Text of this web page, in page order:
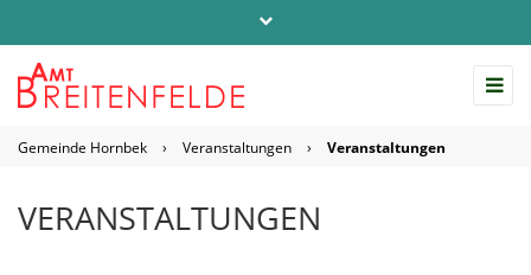
info@amt-breitenfelde.de
Gemeinde Hornbek › Veranstaltungen › Veranstaltungen
VERANSTALTUNGEN